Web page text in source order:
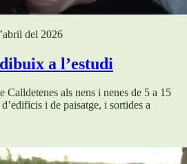
del 2026
a l’estudi
Calldetenes als nens i nenes de 5 a 15
i de paisatge, i sortides a